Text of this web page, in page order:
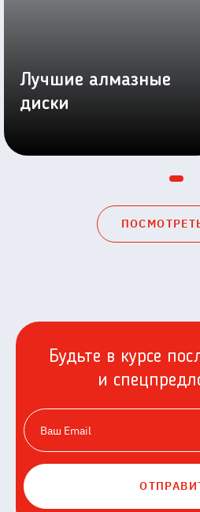
Лучшие алмазные
диски
Будьте в курсе
и